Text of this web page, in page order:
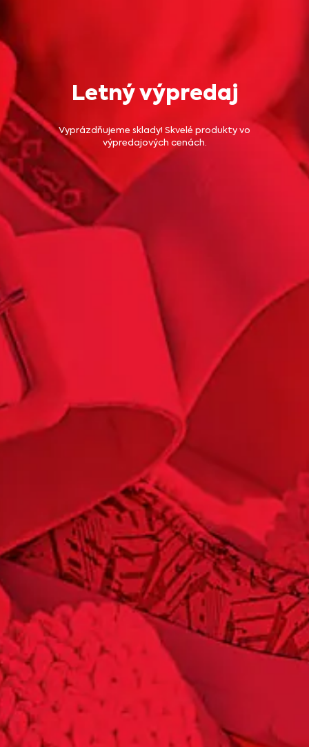
Letný výpredaj
Vyprázdňujeme sklady! Skvelé produkty vo
výpredajových cenách.